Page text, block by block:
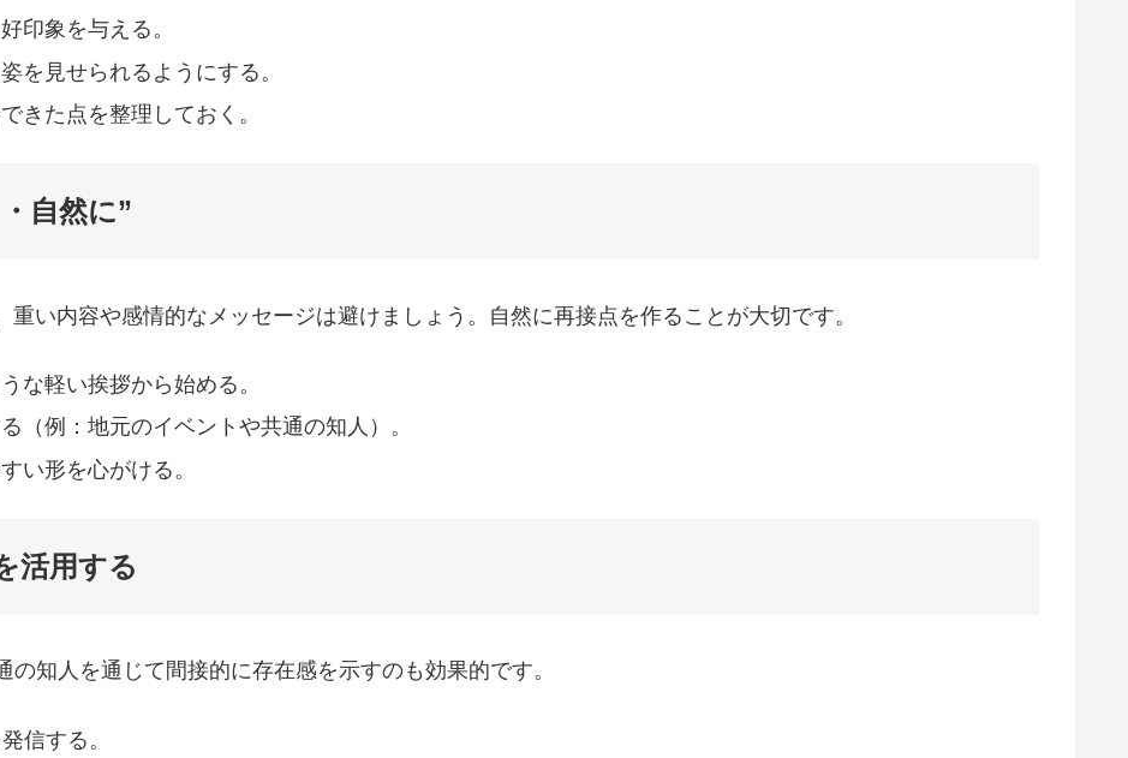
印象を与える。
を見せられるようにする。
きた点を整理しておく。
自然に”
い内容や感情的なメッセージは避けましょう。自然に再接点を作ることが大切です。
な軽い挨拶から始める。
（例：地元のイベントや共通の知人）。
い形を心がける。
活用する
知人を通じて間接的に存在感を示すのも効果的です。
信する。